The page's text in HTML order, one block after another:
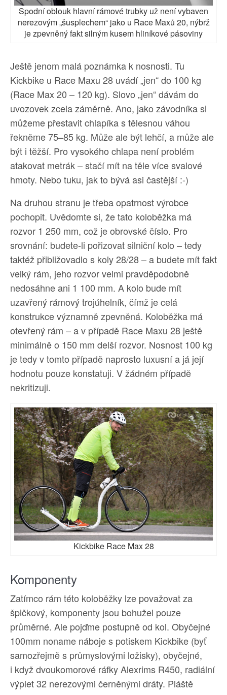
Spodní oblouk hlavní rámové trubky už není vybaven
nerezovým „šusplechem“ jako u Race Maxů 20, nýbrž
je zpevněný fakt silným kusem hliníkové pásoviny
Ještě jenom malá poznámka k nosnosti. Tu
Kickbike u Race Maxu 28 uvádí „jen“ do 100 kg
(Race Max 20 – 120 kg). Slovo „jen“ dávám do
uvozovek zcela záměrně. Ano, jako závodníka si
můžeme přestavit chlapíka s tělesnou váhou
řekněme 75–85 kg. Může ale být lehčí, a může ale
být i těžší. Pro vysokého chlapa není problém
atakovat metrák – stačí mít na těle více svalové
hmoty. Nebo tuku, jak to bývá asi častější :-)
Na druhou stranu je třeba opatrnost výrobce
pochopit. Uvědomte si, že tato koloběžka má
rozvor 1 250 mm, což je obrovské číslo. Pro
srovnání: budete-li pořizovat silniční kolo – tedy
taktéž přibližovadlo s koly 28/28 – a budete mít fakt
velký rám, jeho rozvor velmi pravděpodobně
nedosáhne ani 1 100 mm. A kolo bude mít
uzavřený rámový trojúhelník, čímž je celá
konstrukce významně zpevněná. Koloběžka má
otevřený rám – a v případě Race Maxu 28 ještě
minimálně o 150 mm delší rozvor. Nosnost 100 kg
je tedy v tomto případě naprosto luxusní a já její
hodnotu pouze konstatuji. V žádném případě
nekritizuji.
Kickbike Race Max 28
Komponenty
Zatímco rám této koloběžky lze považovat za
špičkový, komponenty jsou bohužel pouze
průměrné. Ale pojďme postupně od kol. Obyčejné
100mm noname náboje s potiskem Kickbike (byť
samozřejmě s průmyslovými ložisky), obyčejné,
i když dvoukomorové ráfky Alexrims R450, radiální
výplet 32 nerezovými černěnými dráty. Pláště